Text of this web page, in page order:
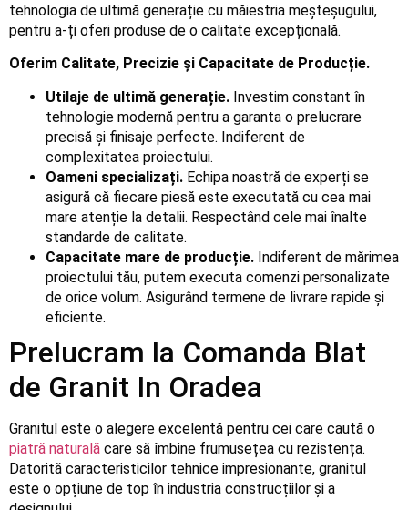
tehnologia de ultimă generație cu măiestria meșteșugului,
pentru a-ți oferi produse de o calitate excepțională.
Oferim Calitate, Precizie și Capacitate de Producție.
Utilaje de ultimă generație. Investim constant în
tehnologie modernă pentru a garanta o prelucrare
precisă și finisaje perfecte. Indiferent de
complexitatea proiectului.
Oameni specializați. Echipa noastră de experți se
asigură că fiecare piesă este executată cu cea mai
mare atenție la detalii. Respectând cele mai înalte
standarde de calitate.
Capacitate mare de producție. Indiferent de mărimea
proiectului tău, putem executa comenzi personalizate
de orice volum. Asigurând termene de livrare rapide și
eficiente.
Prelucram la Comanda Blat
de Granit In Oradea
Granitul este o alegere excelentă pentru cei care caută o
piatră naturală care să îmbine frumusețea cu rezistența.
Datorită caracteristicilor tehnice impresionante, granitul
este o opțiune de top în industria construcțiilor și a